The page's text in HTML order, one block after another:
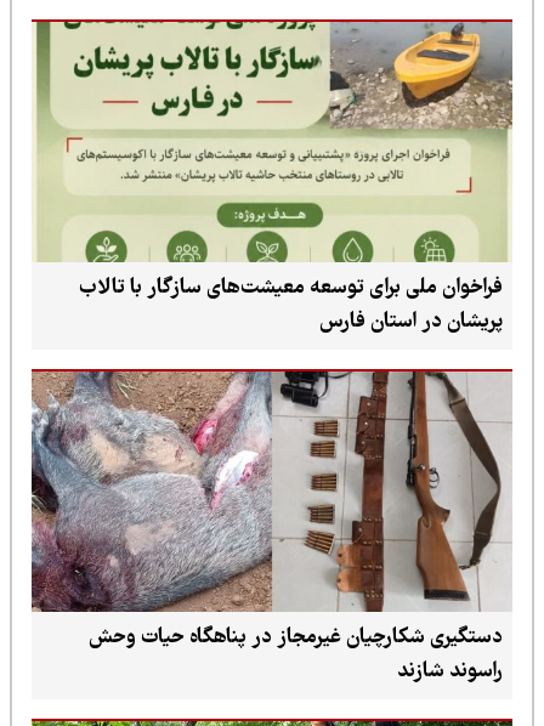
فراخوان ملی برای توسعه معیشت‌های سازگار با تالاب
پریشان در استان فارس
دستگیری شکارچیان غیرمجاز در پناهگاه حیات وحش
راسوند شازند